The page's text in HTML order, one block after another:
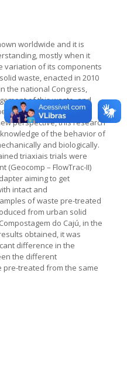
worldwide and it is
mostly when it
variation of its components
waste, enacted in 2010
the national Congress,
of this waste, and
treatment and final
perspective, this research
of the behavior of
and biologically.
triaxiais trials were
(Geocomp – FlowTrac-II)
aiming to get
intact and
of waste pre-treated
from urban solid
do Cajú, in the
obtained, it was
difference in the
the different
pre-treated from the same